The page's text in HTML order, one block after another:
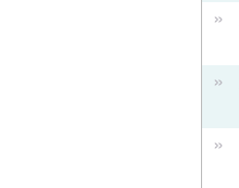
»
»
»